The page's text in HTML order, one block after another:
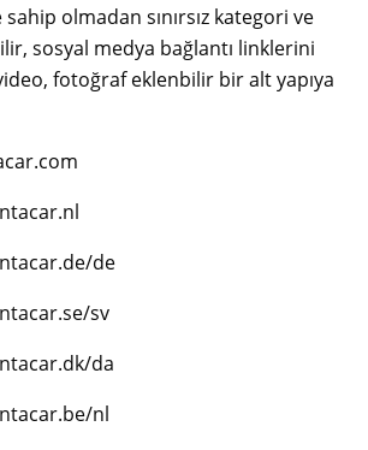
olmadan sınırsız kategori ve
sosyal medya bağlantı linklerini
fotoğraf eklenbilir bir alt yapıya
de
sv
da
nl